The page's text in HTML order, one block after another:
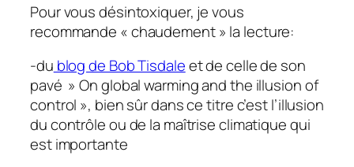
Pour vous désintoxiquer, je vous
recommande « chaudement » la lecture:
-du blog de Bob Tisdaleet de celle de son
pavé » On global warming and the illusion of
control », bien sûr dans ce titre c’est l’illusion
du contrôle ou de la maîtrise climatique qui
est importante